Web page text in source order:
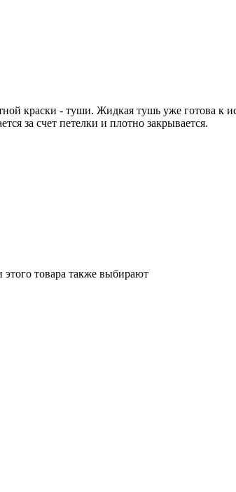
краски - туши. Жидкая тушь уже готова к
за счет петелки и плотно закрывается.
этого товара также выбирают